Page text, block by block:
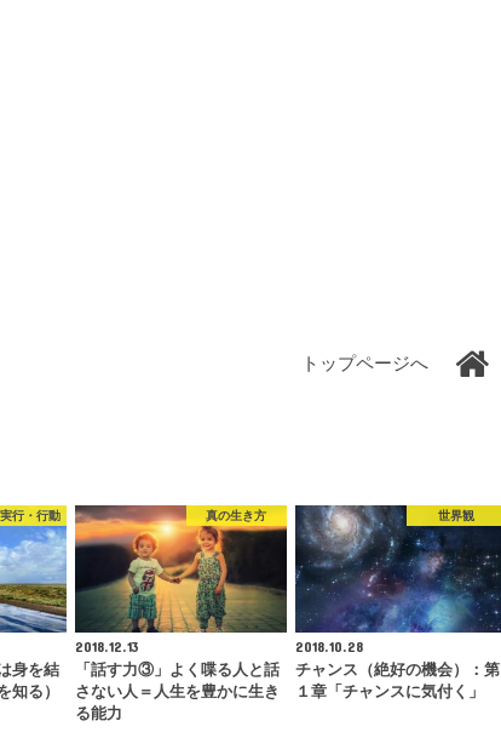
トップページへ
行・行動
身を結
知る）
真の生き方
2018.12.13
「話す力③」よく喋る人と話
さない人＝人生を豊かに生き
る能力
世界観
2018.10.28
チャンス（絶好の機会）：第
１章「チャンスに気付く」